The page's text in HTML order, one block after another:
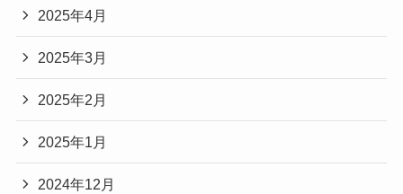
2025年4月
2025年3月
2025年2月
2025年1月
2024年12月